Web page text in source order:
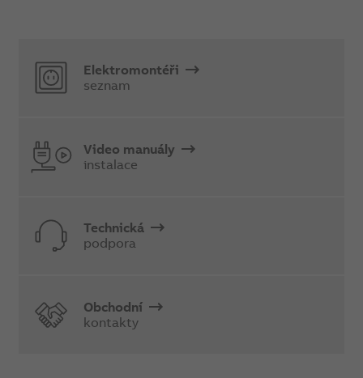
Elektromontéři
seznam
Video manuály
instalace
Technická
podpora
Obchodní
kontakty